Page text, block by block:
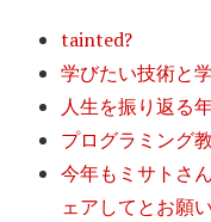
tainted?
学びたい技術と
人生を振り返る
プログラミング
今年もミサトさ
ェアしてとお願